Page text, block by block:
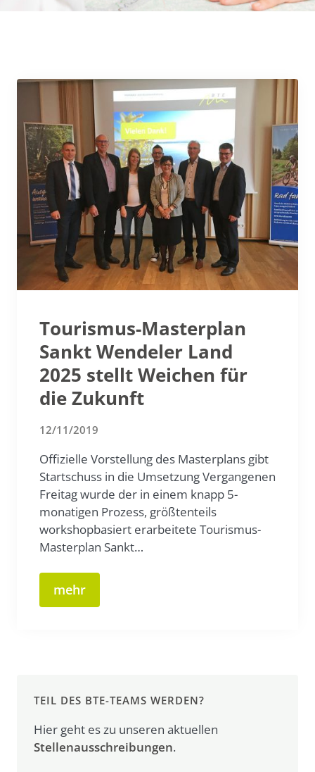
Tourismus-Masterplan
Sankt Wendeler Land
2025 stellt Weichen für
die Zukunft
12/11/2019
Offizielle Vorstellung des Masterplans gibt
Startschuss in die Umsetzung Vergangenen
Freitag wurde der in einem knapp 5-
monatigen Prozess, größtenteils
workshopbasiert erarbeitete Tourismus-
Masterplan Sankt…
mehr
TEIL DES BTE-TEAMS WERDEN?
Hier geht es zu unseren aktuellen
Stellenausschreibungen.